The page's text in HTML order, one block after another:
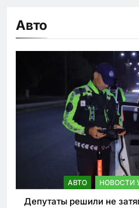
Авто
АВТО НОВОСТИ
Депутаты решили не